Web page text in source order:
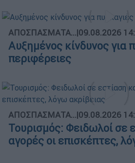
ΑΠΟΣΠΑΣΜΑΤΑ...|09.08.2026
Αυξημένος κίνδυνος για
περιφέρειες
ΑΠΟΣΠΑΣΜΑΤΑ...|09.08.2026
Τουρισμός: Φειδωλοί σε
αγορές οι επισκέπτες,